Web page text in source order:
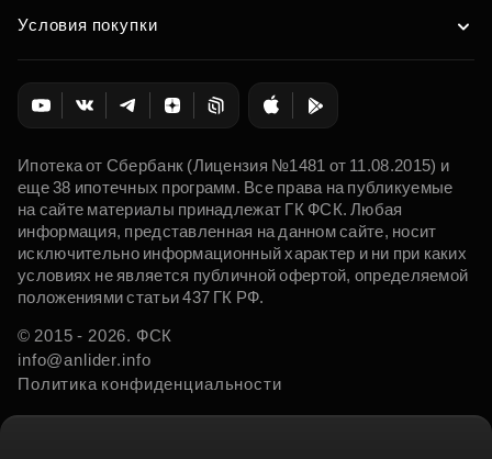
Условия покупки
Ипотека от Сбербанк (Лицензия №1481 от 11.08.2015) и
еще 38 ипотечных программ. Все права на публикуемые
на сайте материалы принадлежат ГК ФСК. Любая
информация, представленная на данном сайте, носит
исключительно информационный характер и ни при каких
условиях не является публичной офертой, определяемой
положениями статьи 437 ГК РФ.
© 2015 - 2026. ФСК
info@anlider.info
Политика конфиденциальности